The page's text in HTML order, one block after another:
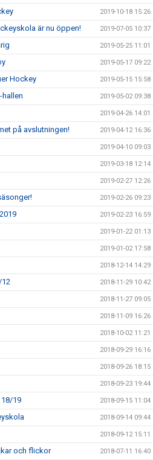
2019-10-18 15:26
är nu öppen! 2019-07-05 10:37
2019-05-25 11:01
2019-05-17 09:22
Hockey 2019-05-15 15:58
hallen 2019-05-02 09:38
2019-04-26 14:01
på avslutningen! 2019-04-12 16:36
2019-04-10 09:03
2019-03-18 12:14
2019-02-27 12:26
2019-02-26 09:23
2019-02-23 16:59
2019-01-22 01:13
2019-01-02 17:58
2018-12-14 14:29
12 2018-11-29 10:42
2018-11-27 09:05
2018-11-09 16:26
2018-10-02 11:21
2018-09-29 16:16
2018-09-26 18:15
2018-09-23 19:44
19 2018-09-15 11:04
2018-09-14 09:44
2018-09-12 15:11
och flickor 2018-07-11 16:40